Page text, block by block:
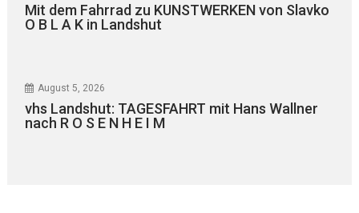
Mit dem Fahrrad zu KUNSTWERKEN von Slavko
O B L A K in Landshut
August 5, 2026
vhs Landshut: TAGESFAHRT mit Hans Wallner
nach R O S E N H E I M